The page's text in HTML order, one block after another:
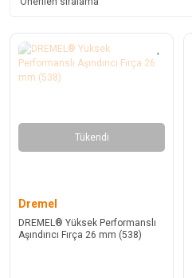
Tükendi
Dremel
DREMEL® Yüksek Performanslı
Aşındırıcı Fırça 26 mm (538)